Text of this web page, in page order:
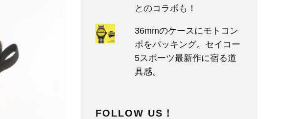
とのコラボも！
36mmのケースにモトコン
ポをパッキング。セイコー
5スポーツ最新作に宿る道
具感。
FOLLOW US！